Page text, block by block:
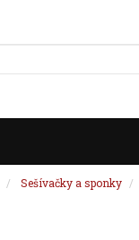
Sešívačky a sponky